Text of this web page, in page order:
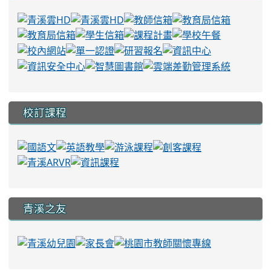
校訂課程
青溪之友